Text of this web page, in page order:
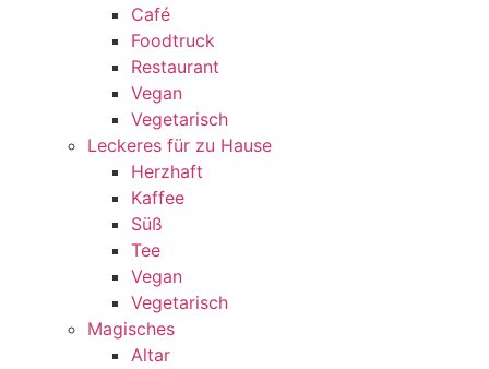
Café
Foodtruck
Restaurant
Vegan
Vegetarisch
Leckeres für zu Hause
Herzhaft
Kaffee
Süß
Tee
Vegan
Vegetarisch
Magisches
Altar